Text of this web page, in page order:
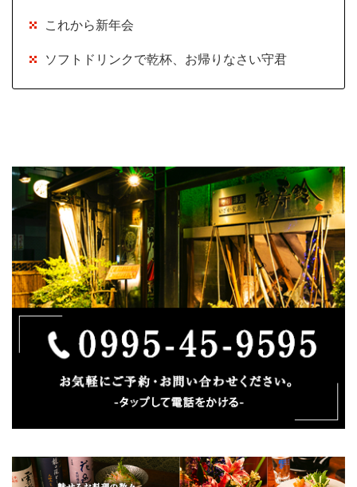
これから新年会
ソフトドリンクで乾杯、お帰りなさい守君